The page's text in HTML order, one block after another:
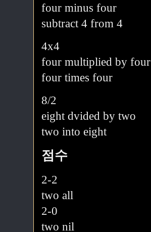
four minus four
subtract 4 from 4
4x4
four multiplied by four
four times four
8/2
eight dvided by two
two into eight
점수
2-2
two all
2-0
two nil